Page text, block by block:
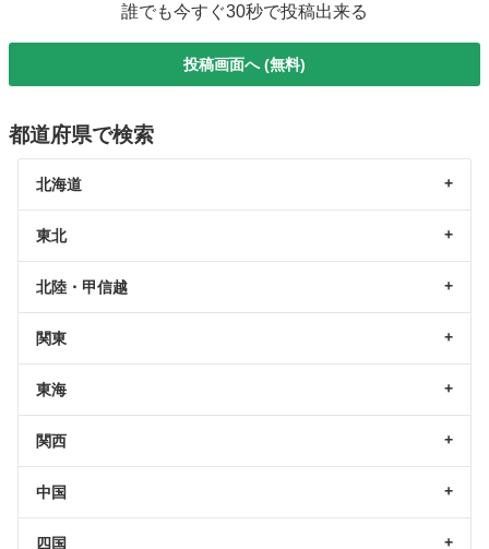
誰でも今すぐ30秒で投稿出来る
投稿画面へ (無料)
都道府県で検索
北海道
東北
北陸・甲信越
関東
東海
関西
中国
四国